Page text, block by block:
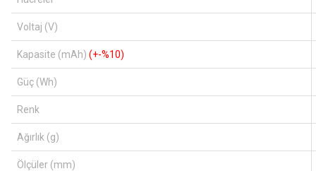
Voltaj (V)
Kapasite (mAh) (+-%10)
Güç (Wh)
Renk
Ağırlık (g)
Ölçüler (mm)